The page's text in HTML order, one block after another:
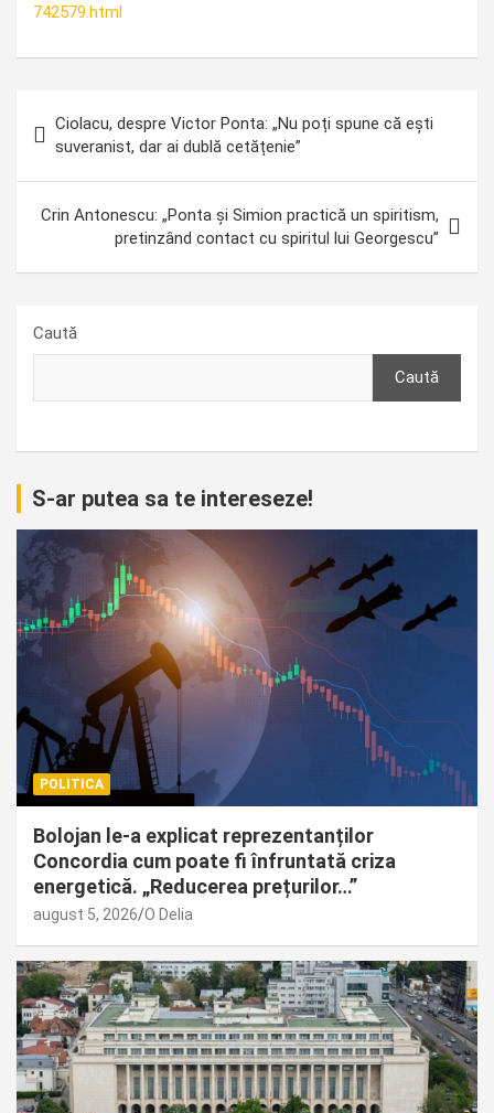
742579.html
în
articole
Ciolacu, despre Victor Ponta: „Nu poți spune că ești
suveranist, dar ai dublă cetățenie”
Crin Antonescu: „Ponta și Simion practică un spiritism,
pretinzând contact cu spiritul lui Georgescu”
Caută
Caută
S-ar putea sa te intereseze!
POLITICA
Bolojan le-a explicat reprezentanților
Concordia cum poate fi înfruntată criza
energetică. „Reducerea prețurilor…”
august 5, 2026 O Delia